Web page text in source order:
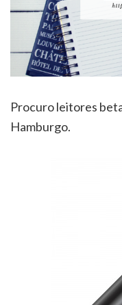
Procuro leitores
Hamburgo.